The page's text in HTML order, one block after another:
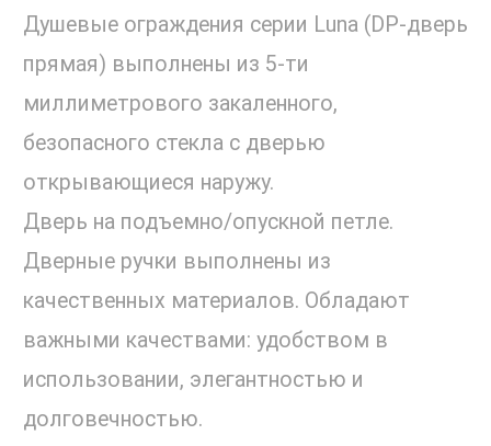
Душевые ограждения серии Luna (DP-дверь
прямая) выполнены из 5-ти
миллиметрового закаленного,
безопасного стекла с дверью
открывающиеся наружу.
Дверь на подъемно/опускной петле.
Дверные ручки выполнены из
качественных материалов. Обладают
важными качествами: удобством в
использовании, элегантностью и
долговечностью.